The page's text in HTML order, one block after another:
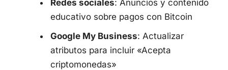
Redes sociales: Anuncios y contenido
educativo sobre pagos con Bitcoin
Google My Business: Actualizar
atributos para incluir «Acepta
criptomonedas»